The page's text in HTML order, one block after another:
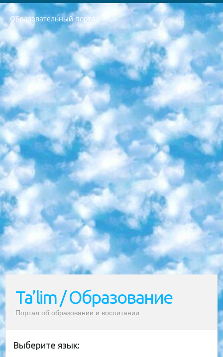
Образовательный портал
РЕСПУБЛИКА УЗБЕКИСТАН МИНИСТРЕРСТВО ДОШКОЛЬНОГО И ШКОЛЬНОГО ОБРАЗОВАНИЯ КОМАНДА в общеобразовательных учреждениях в 2023-2024 учебном году организация и проведение итоговой государственной аттестации обучающихся о Министра дошкольного и школьного образования Республики Узбекистан от 4 марта 2008 года (постановлением Минюста от 20 марта 2008 года № 1778 государственной регистрации) «Итоговое состояние учащихся общего среднего образования на основании положения об утверждении положения об аттестации общего среднего образования выпускной экзамен студентов в образовательных учреждениях в 2023-2024 учебном году В целях организации и прохождения аттестации приказываю: 1. Следующее: перечень предметов, по которым будет проводиться итоговая государственная аттестация и экзамен формы перевода согласно приложению 1; сертификаты международного образца, оценивающие уровень владения иностранными языками перечень согласно приложению 2; 2. Педагогический при специализированных образовательных учреждениях. научно-практический центр квалификации и международной оценки (Д.Давидова) 2024 г. До 25 марта: задания по предметам, по которым будет проводиться итоговая аттестация разработка и утверждение технических условий; итоговая аттестация на основании разработанного предметного задания разработка вопросов по предметам (устно и письменно), экзамен передача; общеобразовательные средние школы и специальные учебные заведения учащиеся выпускных классов школ и интернатов в агентской системе подготовка базы данных экзаменационных материалов и критериев оценки; перевод базы экзаменационных материалов на все языки обучения подать в Республиканский образовательный центр для изготовления; варианты экзаменов на основе разработанных контрольных материалов пусть будут поставлены задачи формирования. 3. Республиканский образовательный центр (Ш.Худайкулов) до 5 апреля 2024 года. до: база данных предоставленных экзаменационных материалов на все языки обучения перевод и экспертиза; для слепых, слабовидящих, глухих, слабослышащих и умственно отсталых детей учащиеся выпускных классов специализированных школ и школ-интернатов база данных экзаменационных материалов на всех преподаваемых языках подготовка критериев оценки; специализированные школы для умственно отсталых детей и технологии для учащихся выпускных классов школ-интернатов разработка соответствующих рекомендаций и критериев проведения ЕГЭ по естествознанию давать задания. 4. Педагогический при специализированных образовательных учреждениях. Научно-практический центр навыков и международной оценки (Д.Давидова), Республика образовательный центр (Худайкулов Ш.) итоговый государственный аттестационный экзамен ориентирован на творческое и логическое мышление при подготовке базы материалов учитывать введение заданий. 5. Следует отметить, что: сертификат государственного образца о знании общеобразовательного предмета и как минимум национальный уровень B1 по предметам на иностранных языках, указанным в Приложении 2. или международно признанный сертификат эквивалентного уровня студенты, изучающие определенный предмет, освобождаются от экзамена; по соответствующим предметам запланирована итоговая государственная аттестация за день до дня, путем жеребьевки Рабочей группой (в письменной форме по предметам, проводимым в форме) из числа сформированных вариантов выбрано 2 варианта; 2 выбранных варианта экзамена анонсированы на официальном сайте министерства и все выпускники по всей стране на основе этих вариантов проводит итоговую государственную аттестацию. 6. Государственное образование учащихся средних общеобразовательных учреждений. знания в соответствии с квалификационными требованиями, которые необходимо приобрести на основании стандартов итоговый (выпускной) контроль для 9 и 11 классов в целях тестирования Экзамены (далее – экзамены) состоят из предметов, перечисленных в приложении 1. будет сделано. 7. Экзамены пройдут с 26 мая по 15 июня 2024 г. (кроме науки физического воспитания). 8. Физическая для учащихся 9 классов общесредних образовательных учреждений. Экзамены по предмету «Образование, квалификация медицина» 1-6 мая 2024 года. сотрудники перевести под присмотр (с отклонениями в физическом или умственном развитии) специализированная школа для детей, школы-интернаты и со сколиозом школы-интернаты санаторного типа для больных детей исключены). 9. Он был слепым, слабовидящим и имел нарушения опорно-двигательного аппарата. экзамены в специализированных школах и интернатах для детей должны проводиться исходя из требований, предъявляемых к общеобразовательным учреждениям (физкультура кроме науки). 10. Специализированная школа для глухих и слабослышащих детей. и экзамены в интернатах и быть реализован в виде письменного теста по математике. 11. Специальность для умственно отсталых детей. Для 9 класса Родной язык и литературное письмо Государственный язык (язык обучения – узбекский). для неклассов) написано Математическое письмо Письменная/устная история Узбекистана Физическое воспитание практично Итоговый контроль Для 11 класса Написание родного языка и литературы (эссе) Математическое письмо Узбекский язык (обучение на узбекском языке) не посещающее общее среднее образование для учреждений)/Образовательное учреждение выбор письменный и устный Иностранный язык письменный/устный Письменная/устная история Узбекистана *По выбору студента:  Химия  Физика  Основы государственного права  География 10 бесплатных образовательных ресурсов - Мы составили подборку онлайн-проектов с интерактивными упражнениями, видеолекциями и статьями. Они помогут вам обрести новые и освежить старые знания бесплатно. 1. «ИНТУИТ» Старейшая образовательная площадка Рунета. Здесь вы найдёте сотни текстовых и видеокурсов на десятки различных тем — от программирования до психологии. Многие курсы подготовлены российскими университетами и крупными международными компаниями вроде Intel и Microsoft. Самостоятельное обучение бесплатное, но желающие могут оплатить услуги персональных наставников. 2. «Смартия» знакомит с актуальными профессиями и подсказывает, как им обучаться. Выбрав заинтересовавшую вас специальность — SMM-специалист, фотограф, веб-дизайнер или другую, — увидите список необходимых для неё умений. Чтобы вы могли освоить их самостоятельно, для каждого умения площадка отображает подборку ссылок на учебные материалы. Хотя «Смартия» ориентируется на русскоязычную аудиторию, часть контента всё же доступна только на английском. 3. «Лекторий Физтеха» Проект Московского физико-технического института (Физтеха). С его помощью вы можете смотреть онлайн серии лекций, записанные на видео в этом вузе. В числе доступных предметов — физика, биология, химия, информационные технологии и другие. К некоторым лекциям администрация ресурса прилагает готовые конспекты, которые можно скачивать в PDF-формате. 4. ITMOcourses Онлайн-площадка Санкт-Петербургского национального исследовательского университета информационных технологий, механики и оптики (ИТМО). Ресурс предоставляет свободный доступ к курсам, разработанным в этом вузе. Каталог материалов разбит на четыре категории: «Оптические системы и технологии», «Приборостроение и робототехника», «Информационные технологии» и «Биотехнологии». Курсы состоят из видеолекций, интерактивных демонстраций и заданий. 5. «КиберЛенинка» Электронная научная библиотека открытого доступа. Каталог площадки регулярно обрастает текстами статей из различных научных изданий. Сгруппированные по журналам и рубрикам публикации можно читать онлайн или скачивать целиком в PDF-формате. Проект нацелен на популяризацию науки за счёт открытого доступа к качественной информации. 6. «ПостНаука» На этом ресурсе публикуют подборки видеолекций, составленные экспертами из разных отраслей и объединённые общими темами. Среди них, к примеру, есть серии «Биоинформатика и геномика», «Культура средневековой Скандинавии» и Cinema Studies о теории кино. Каждая подборка лекций — логически связанная история, рассказанная экспертом от первого лица. Кроме того, на сайте появляются научно-образовательные статьи и тесты на разные темы. 7. «Newочём» Команда проекта «Newочём» отбирает самые интересные тексты из англоязычных СМИ и переводит те из них, за которые голосуют участники сообщества «ВКонтакте». По большей части это научно-популярные статьи. Редакторы придумывают лишь заголовки, в остальном содержание переводов соответствует оригиналам. Полные тексты можно читать прямо в социальной сети. 8. InternetUrok Онлайн-база материалов по основным дисциплинам школьной программы. Информация на сайте структурирована по классам, предметам и темам (урокам). Каждый урок состоит из видеолекций и конспектов. Есть также интерактивные тренажёры и тесты для закрепления пройденного материала. Даже если вы давно окончили школу, возможность повторить программу старших классов всегда может пригодиться. 9. Edutainme Ещё один ресурс об образовании. В отличие от Newtonew, как мне кажется, Edutainme больше ориентируется на представителей индустрии: педагогов, предпринимателей, разработчиков образовательных проектов. Но и любой, кто просто стремится к саморазвитию, найдёт на сайте много полезного и интересного для себя. Например, информацию о новых курсах и образовательных сервисах. 10. Newtonew Онлайн-медиа об образовании и обучении в широком смысле. Авторы Newtonew пишут об инструментах, заведениях, тактиках и стратегиях, которые помогают учить других и получать новые знания самостоятельно. На этой площадке вы найдёте новости, обзоры, аналитические мат
Ta’lim / Образование
Портал об образовании и воспитании
Выберите язык: